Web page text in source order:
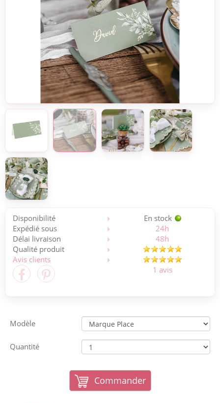
Disponibilité
En stock
Expédié sous
24h
Délai livraison
48h
Qualité produit
Avis clients
1 avis
Modèle
Quantité
Commander